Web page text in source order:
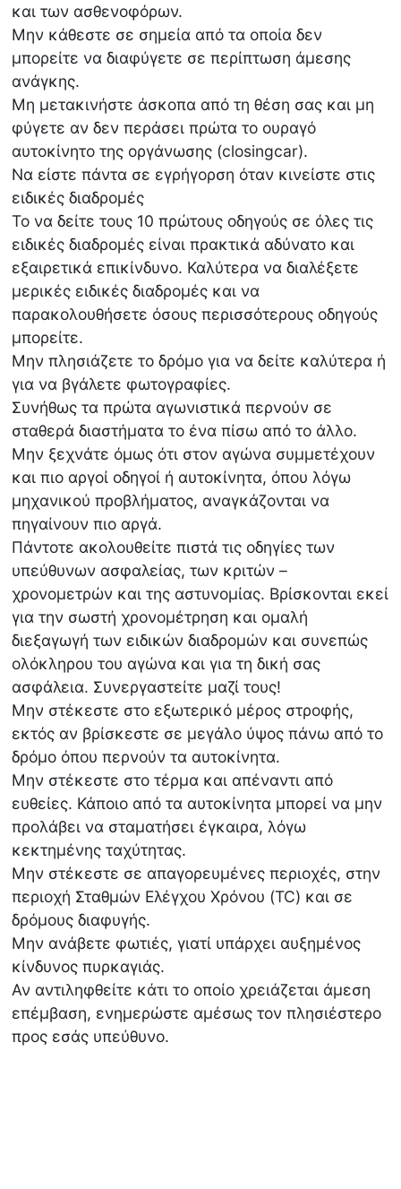
και των ασθενοφόρων.
Μην κάθεστε σε σημεία από τα οποία δεν
μπορείτε να διαφύγετε σε περίπτωση άμεσης
ανάγκης.
Μη μετακινήστε άσκοπα από τη θέση σας και μη
φύγετε αν δεν περάσει πρώτα το ουραγό
αυτοκίνητο της οργάνωσης (closingcar).
Να είστε πάντα σε εγρήγορση όταν κινείστε στις
ειδικές διαδρομές
Το να δείτε τους 10 πρώτους οδηγούς σε όλες τις
ειδικές διαδρομές είναι πρακτικά αδύνατο και
εξαιρετικά επικίνδυνο. Καλύτερα να διαλέξετε
μερικές ειδικές διαδρομές και να
παρακολουθήσετε όσους περισσότερους οδηγούς
μπορείτε.
Μην πλησιάζετε το δρόμο για να δείτε καλύτερα ή
για να βγάλετε φωτογραφίες.
Συνήθως τα πρώτα αγωνιστικά περνούν σε
σταθερά διαστήματα το ένα πίσω από το άλλο.
Μην ξεχνάτε όμως ότι στον αγώνα συμμετέχουν
και πιο αργοί οδηγοί ή αυτοκίνητα, όπου λόγω
μηχανικού προβλήματος, αναγκάζονται να
πηγαίνουν πιο αργά.
Πάντοτε ακολουθείτε πιστά τις οδηγίες των
υπεύθυνων ασφαλείας, των κριτών –
χρονομετρών και της αστυνομίας. Βρίσκονται εκεί
για την σωστή χρονομέτρηση και ομαλή
διεξαγωγή των ειδικών διαδρομών και συνεπώς
ολόκληρου του αγώνα και για τη δική σας
ασφάλεια. Συνεργαστείτε μαζί τους!
Μην στέκεστε στο εξωτερικό μέρος στροφής,
εκτός αν βρίσκεστε σε μεγάλο ύψος πάνω από το
δρόμο όπου περνούν τα αυτοκίνητα.
Μην στέκεστε στο τέρμα και απέναντι από
ευθείες. Κάποιο από τα αυτοκίνητα μπορεί να μην
προλάβει να σταματήσει έγκαιρα, λόγω
κεκτημένης ταχύτητας.
Μην στέκεστε σε απαγορευμένες περιοχές, στην
περιοχή Σταθμών Ελέγχου Χρόνου (TC) και σε
δρόμους διαφυγής.
Μην ανάβετε φωτιές, γιατί υπάρχει αυξημένος
κίνδυνος πυρκαγιάς.
Αν αντιληφθείτε κάτι το οποίο χρειάζεται άμεση
επέμβαση, ενημερώστε αμέσως τον πλησιέστερο
προς εσάς υπεύθυνο.